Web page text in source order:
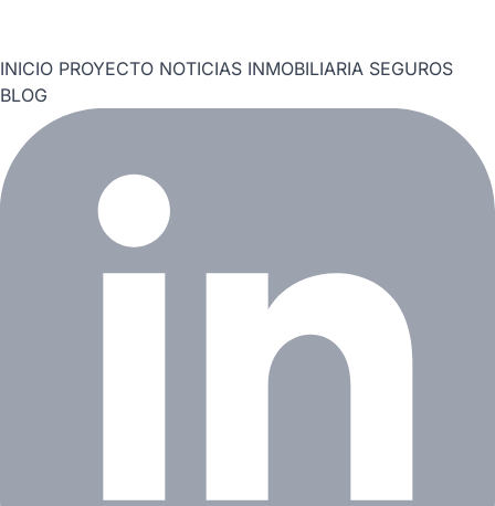
INICIO PROYECTO NOTICIAS INMOBILIARIA SEGUROS
BLOG